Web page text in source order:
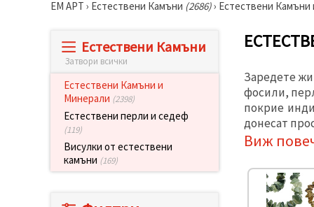
ЕМ АРТ › Естествени Камъни (2686)› Естествени Камъни
Естествени Камъни
Затвори всички
Естествени Камъни и
Минерали (2398)
Естествени перли и седеф
(119)
Висулки от естествени
камъни (169)
Заредете
фосили,
покрие
донесат
Виж